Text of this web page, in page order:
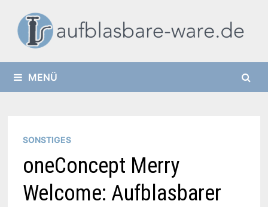
zum
Inhalt
MENÜ
SONSTIGES
oneConcept Merry
Welcome: Aufblasbarer